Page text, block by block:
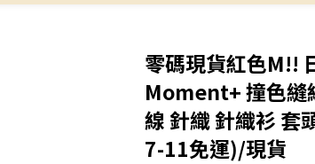
零碼現貨紅色
Moment+ 撞色縫
線 針織 針織衫 套
7-11免運)/現貨